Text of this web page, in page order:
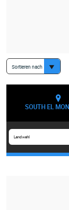
Sortieren nach
SOUTH EL
Landwahl